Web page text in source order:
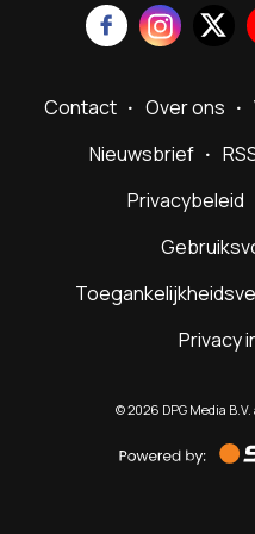
Contact Over ons
Nieuwsbrief
Privacybeleid
Privacy
©2026 DPG Media